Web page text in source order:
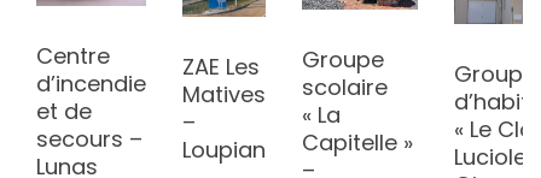
Centre
d’incendie
et de
secours –
Lunas
ZAE Les
Matives
–
Loupian
Groupe
scolaire
« La
Capitelle »
–
Groupe
« Le